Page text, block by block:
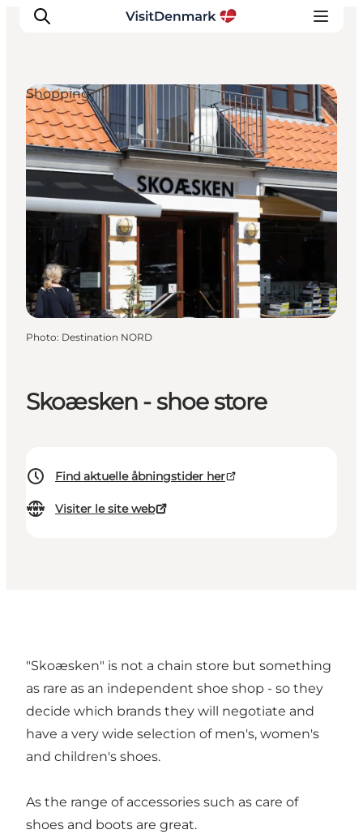
Inspirations
Destinations
Quoi faire
Hébergements
Planifiez votre voyage
Skoæsken - shoe store
Find aktuelle åbningstider her
Visiter le site web
Shopping
Photo: Destination NORD
"Skoæsken" is not a chain store but something
as rare as an independent shoe shop - so they
decide which brands they will negotiate and
have a very wide selection of men's, women's
and children's shoes.
As the range of accessories such as care of
shoes and boots are great.